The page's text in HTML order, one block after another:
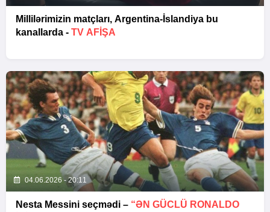
Millilərimizin matçları, Argentina-İslandiya bu
kanallarda - TV AFİŞA
04.06.2026 - 20:11
Nesta Messini seçmədi – “ƏN GÜCLÜ RONALDO